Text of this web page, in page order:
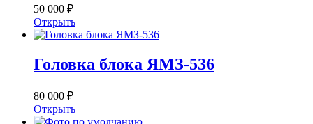
50 000 ₽
Открыть
Головка блока ЯМЗ-536
80 000 ₽
Открыть